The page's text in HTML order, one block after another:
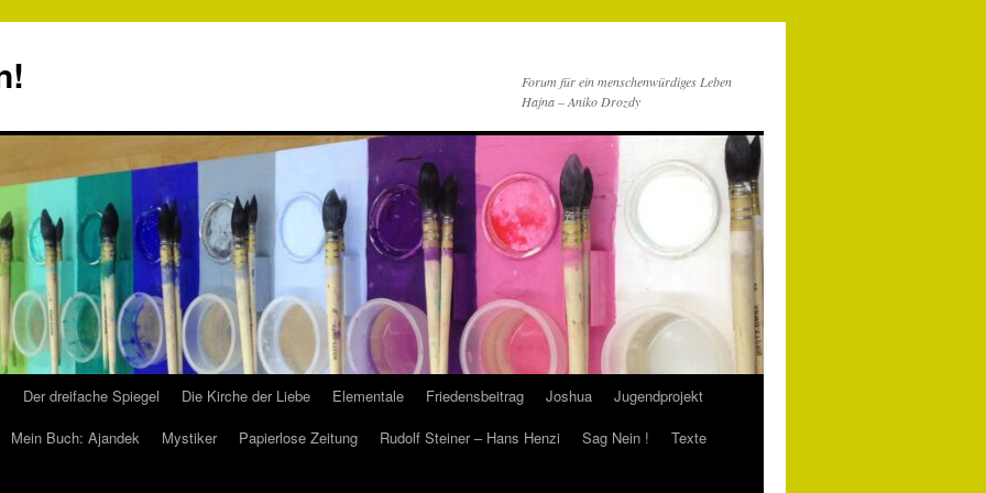
Forum für ein menschenwürdiges Leben
Hajna – Aniko Drozdy
Der dreifache Spiegel Die Kirche der Liebe Elementale Friedensbeitrag Joshua
Jugendprojekt
Mein Buch: Ajandek Mystiker Papierlose Zeitung Rudolf Steiner – Hans Henzi Sag Nein !
Texte